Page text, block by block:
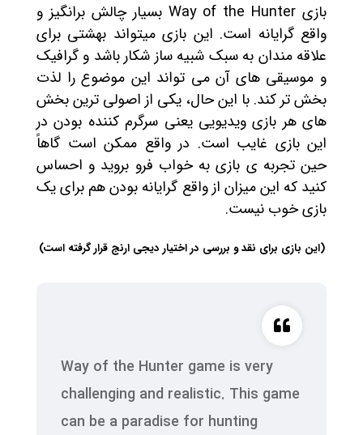
بازی Way of the Hunter بسیار چالش برانگیز و
واقع گرایانه است. این بازی میتواند بهشتی برای
علاقه مندان به سبک شبیه ساز شکار باشد و گرافیک
و موسیقی های آن می تواند این موضوع را لذت
بخش تر کند. با این حال، یکی از اصولی ترین بخش
های هر بازی ویدیویی یعنی سرگرم کننده بودن در
این بازی غایب است. در واقع ممکن است گاهاً
حین تجربه ی بازی به خواب فرو بروید و احساس
کنید که این میزان از واقع گرایانه بودن هم برای یک
بازی خوب نیست.
(این بازی برای نقد و بررسی در اختیار دیجی ارنج قرار گرفته است)
Way of the Hunter game is very
challenging and realistic. This game
can be a paradise for hunting